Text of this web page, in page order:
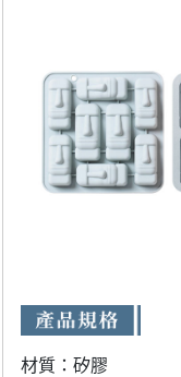
材質：矽膠